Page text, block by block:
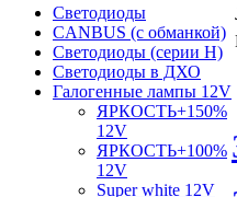
Светодиоды
CANBUS (с обманкой)
Светодиоды (серии H)
Светодиоды в ДХО
Галогенные лампы 12V
ЯРКОСТЬ+150%
12V
ЯРКОСТЬ+100%
12V
Super white 12V